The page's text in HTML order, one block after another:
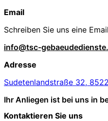
Email
Schreiben Sie uns eine Email
info@tsc-
Adresse
Sudetenlandstraße 32,
Ihr Anliegen ist bei uns in
Kontaktieren Sie uns